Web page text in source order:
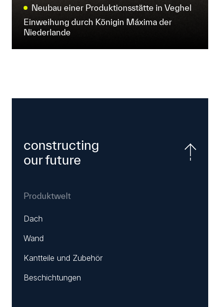
Neubau einer Produktionsstätte in Veghel
Einweihung durch Königin Máxima der
Niederlande
constructing
our future
Produktwelt
Dach
Wand
Kantteile und Zubehör
Beschichtungen